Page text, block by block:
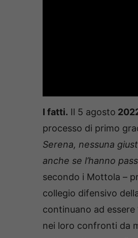
I fatti. Il 5 agosto
processo di primo
Serena, nessuna
anche se l’hanno
secondo i Mottola –
collegio difensivo
continuano ad essere
nei loro confronti da